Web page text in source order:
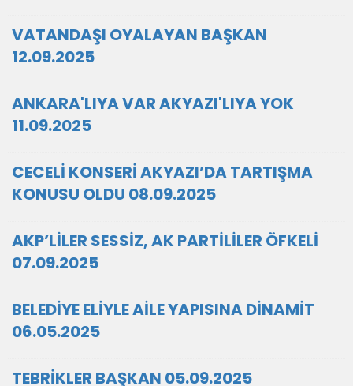
VATANDAŞI OYALAYAN BAŞKAN
12.09.2025
ANKARA'LIYA VAR AKYAZI'LIYA YOK
11.09.2025
CECELİ KONSERİ AKYAZI’DA TARTIŞMA
KONUSU OLDU 08.09.2025
AKP’LİLER SESSİZ, AK PARTİLİLER ÖFKELİ
07.09.2025
BELEDİYE ELİYLE AİLE YAPISINA DİNAMİT
06.05.2025
TEBRİKLER BAŞKAN 05.09.2025